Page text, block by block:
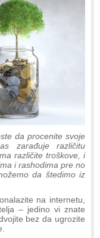
da procenite svoje
zarađuje različitu
različite troškove, i
i rashodima pre no
da štedimo iz
na internetu,
– jedino vi znate
bez da ugrozite